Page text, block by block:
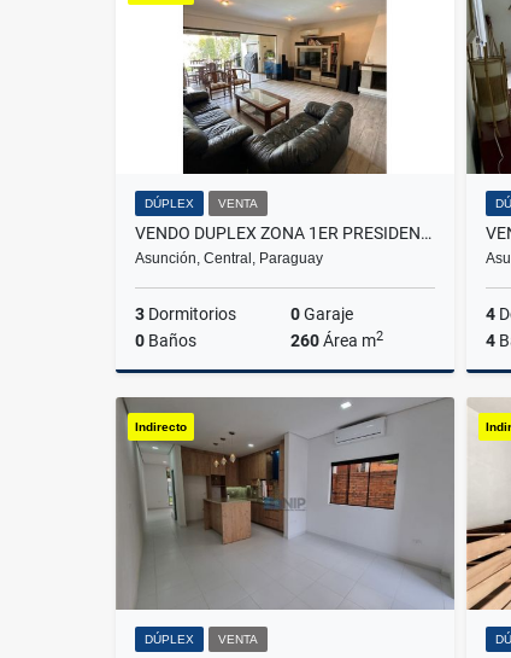
DÚPLEX VENTA
VENDO DUPLEX ZONA 1ER PRESIDENTE
Asunción, Central, Paraguay
3 Dormitorios 0Garaje
0 Baños 260Área m2
Venta
US$250,000
4
4
Indirecto
DÚPLEX VENTA